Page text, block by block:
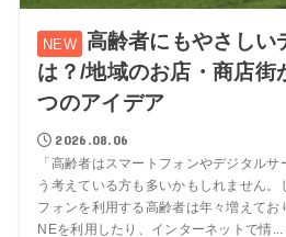
高齢者にもやさしい
は？/地域のお店・商店街
つのアイデア
2026.08.06
「高齢者はスマートフォンやデジタル
う考えている方も多いかもしれません。
フォンを利用する高齢者は年々増えてお
NEを利用したり、インターネットで情...